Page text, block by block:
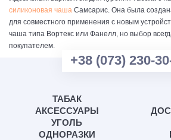
силиконовая чаша Самсарис. Она была
для совместного применения с новым
чаша типа Вортекс или Фанелл, но выбор
покупателем.
+38 (073) 230-
ТАБАК
АКСЕССУАРЫ
УГОЛЬ
ОДНОРАЗКИ